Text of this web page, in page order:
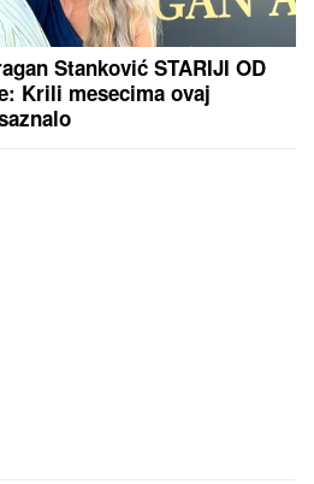
Stanković STARIJI OD
Krili mesecima ovaj